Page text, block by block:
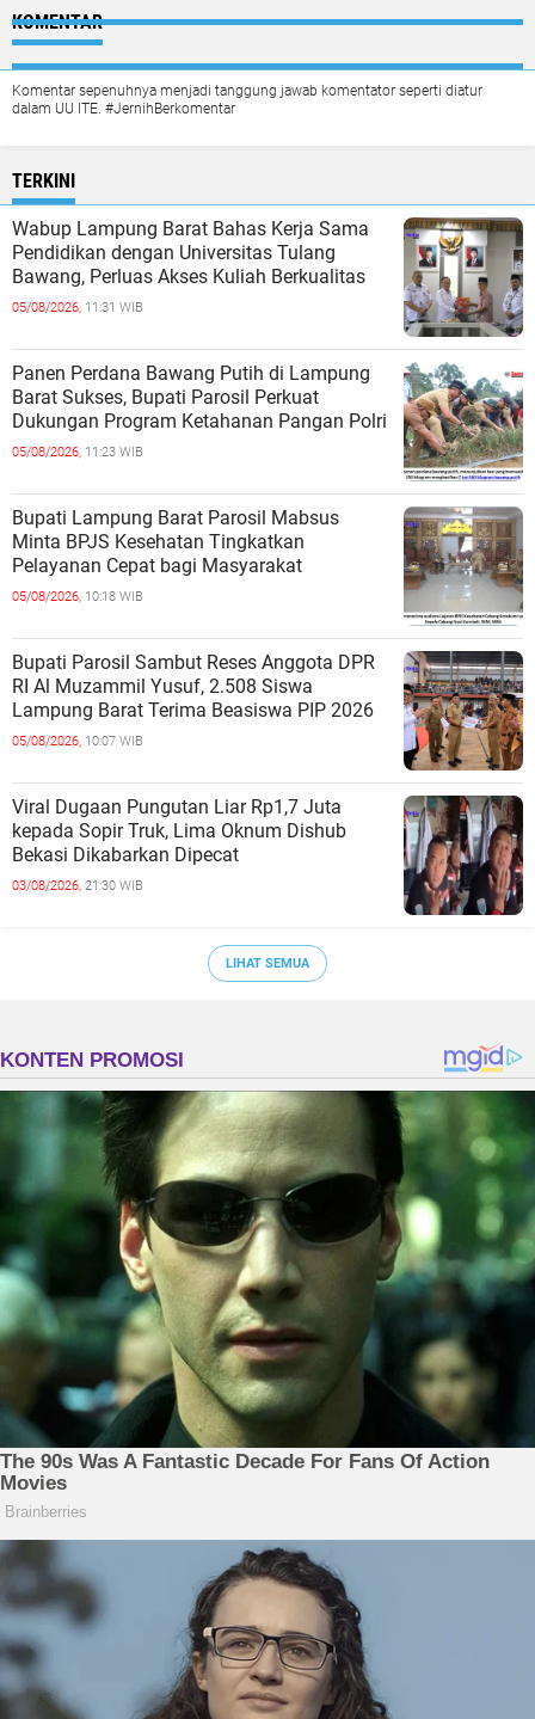
KOMENTAR
Komentar sepenuhnya menjadi tanggung jawab komentator seperti diatur
dalam UU ITE. #JernihBerkomentar
TERKINI
Wabup Lampung Barat Bahas Kerja Sama
Pendidikan dengan Universitas Tulang
Bawang, Perluas Akses Kuliah Berkualitas
05/08/2026, 11:31 WIB
Panen Perdana Bawang Putih di Lampung
Barat Sukses, Bupati Parosil Perkuat
Dukungan Program Ketahanan Pangan Polri
05/08/2026, 11:23 WIB
Bupati Lampung Barat Parosil Mabsus
Minta BPJS Kesehatan Tingkatkan
Pelayanan Cepat bagi Masyarakat
05/08/2026, 10:18 WIB
Bupati Parosil Sambut Reses Anggota DPR
RI Al Muzammil Yusuf, 2.508 Siswa
Lampung Barat Terima Beasiswa PIP 2026
05/08/2026, 10:07 WIB
Viral Dugaan Pungutan Liar Rp1,7 Juta
kepada Sopir Truk, Lima Oknum Dishub
Bekasi Dikabarkan Dipecat
03/08/2026, 21:30 WIB
LIHAT SEMUA